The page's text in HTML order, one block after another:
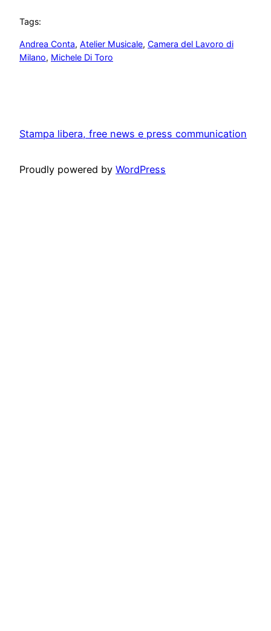
Tags:
Andrea Conta, Atelier Musicale, Camera del Lavoro di
Milano, Michele Di Toro
Stampa libera, free news e press communication
Proudly powered by WordPress